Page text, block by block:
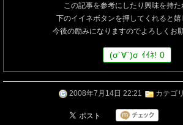
この記事を参考にしたり興味を持た
下のイイネボタンを押してくれると嬉
今後の励みになりますのでよろしくお
(σ´∀`)σ ｲｲﾈ! 0
2008年7月14日 22:21 カテゴ